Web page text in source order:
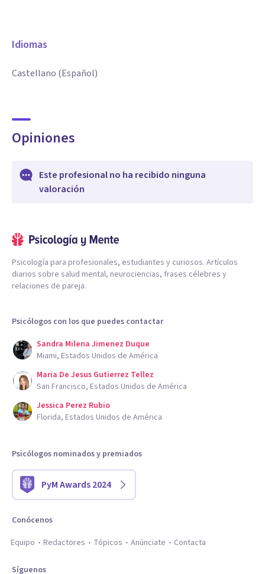
Idiomas
Castellano (Español)
Opiniones
Este profesional no ha recibido ninguna
valoración
Psicología para profesionales, estudiantes y curiosos. Artículos
diarios sobre salud mental, neurociencias, frases célebres y
relaciones de pareja.
Psicólogos con los que puedes contactar
Sandra Milena Jimenez Duque
Miami, Estados Unidos de América
Maria De Jesus Gutierrez Tellez
San Francisco, Estados Unidos de América
Jessica Perez Rubio
Florida, Estados Unidos de América
Psicólogos nominados y premiados
PyM Awards 2024
Conócenos
Equipo
Redactores Tópicos Anúnciate Contacta
Síguenos